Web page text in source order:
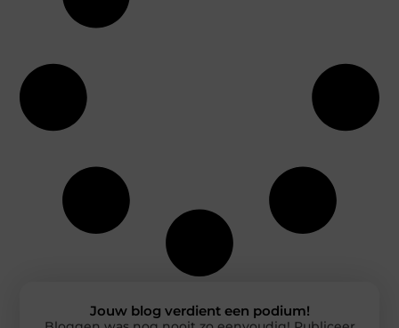
Jouw blog verdient een podium!